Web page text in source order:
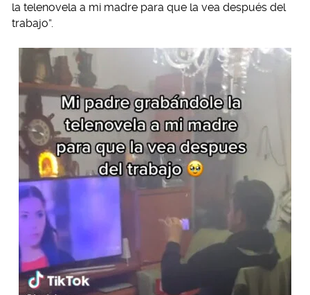
la telenovela a mi madre para que la vea después del
trabajo”.